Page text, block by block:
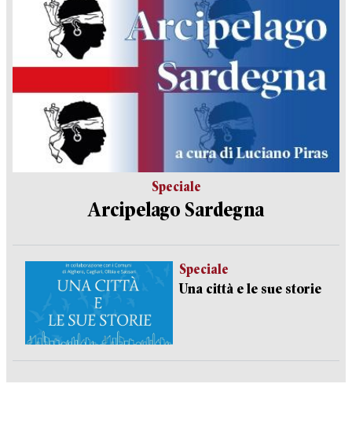
Speciale
Arcipelago Sardegna
Speciale
Una città e le sue storie